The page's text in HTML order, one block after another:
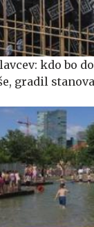
kdo bo
gradil